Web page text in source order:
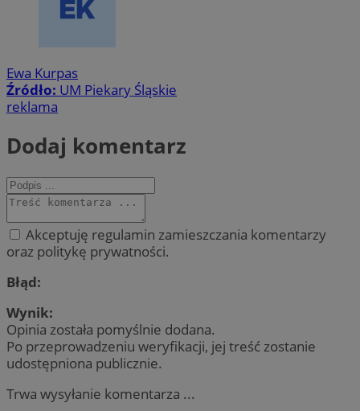
Ewa Kurpas
Źródło: UM Piekary Śląskie
reklama
Dodaj komentarz
Akceptuję regulamin zamieszczania komentarzy
oraz politykę prywatności.
Błąd:
Wynik:
Opinia została pomyślnie dodana.
Po przeprowadzeniu weryfikacji, jej treść zostanie
udostępniona publicznie.
Trwa wysyłanie komentarza ...